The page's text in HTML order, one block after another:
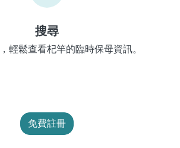
搜尋
輕鬆查看杞竿的臨時保母資訊。
免費註冊